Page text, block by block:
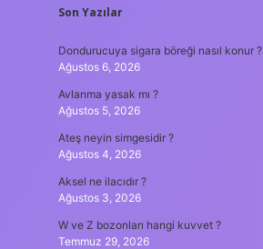
SIDEBAR
Son Yazılar
Dondurucuya sigara böreği nasıl konur ?
Ağustos 6, 2026
Avlanma yasak mı ?
Ağustos 5, 2026
Ateş neyin simgesidir ?
Ağustos 4, 2026
Aksel ne ilacıdır ?
Ağustos 3, 2026
W ve Z bozonları hangi kuvvet ?
Temmuz 29, 2026